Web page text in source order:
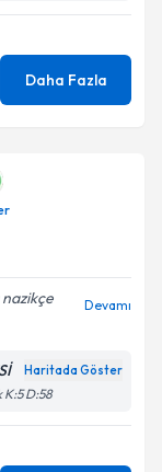
Daha Fazla
Devamı
Haritada Göster
K:5 D:58